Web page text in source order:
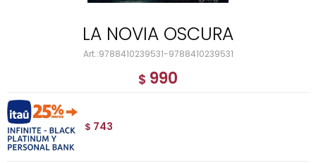
LA NOVIA OSCURA
9788410239531-9788410239531
$ 990
$ 743